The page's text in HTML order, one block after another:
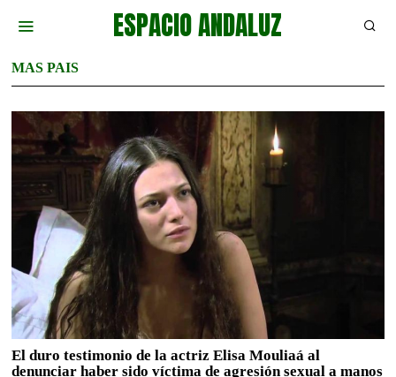
ESPACIO ANDALUZ
MAS PAIS
El duro testimonio de la actriz Elisa Mouliaá al
denunciar haber sido víctima de agresión sexual a manos